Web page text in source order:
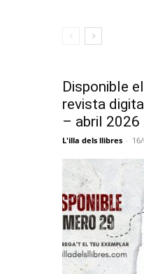
Disponible
revista
– abril 2026
L'illa dels llibres -